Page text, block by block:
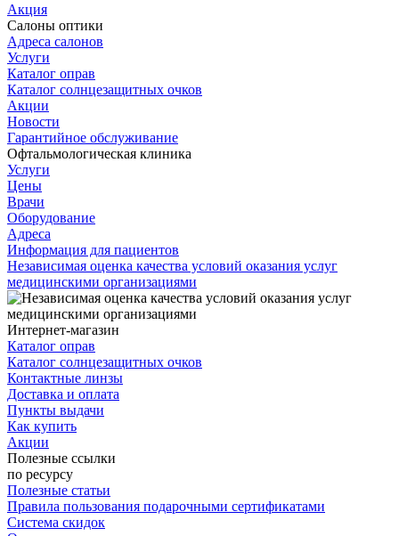
Акция
Салоны оптики
Адреса салонов
Услуги
Каталог оправ
Каталог солнцезащитных очков
Акции
Новости
Гарантийное обслуживание
Офтальмологическая клиника
Услуги
Цены
Врачи
Оборудование
Адреса
Информация для пациентов
Независимая оценка качества условий оказания услуг
медицинскими организациями
Интернет-магазин
Каталог оправ
Каталог солнцезащитных очков
Контактные линзы
Доставка и оплата
Пункты выдачи
Как купить
Акции
Полезные ссылки
по ресурсу
Полезные статьи
Правила пользования подарочными сертификатами
Система скидок